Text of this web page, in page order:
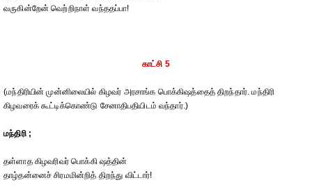
வருகின்றேன் வெற்றிநாள் வந்ததப்பா!
காட்சி 5
(மந்திரியின் முன்னிலையில் கிழவர் அரசாங்க பொக்கிஷத்தைத் திறந்தார். மந்திரி
கிழவரைக் கூட்டிக்கொண்டு சேனாதிபதியிடம் வந்தார்.)
மந்திரி ;
தள்ளாத கிழவரிவர் பொக்கி ஷத்தின்
தாழ்தன்னைச் சிரமமின்றித் திறந்து விட்டார்!